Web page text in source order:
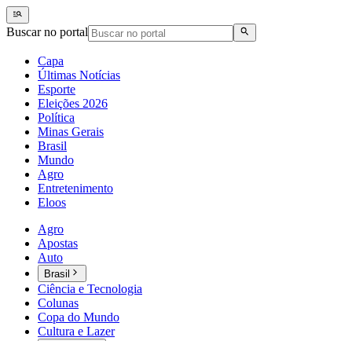
Buscar no portal
Capa
Últimas Notícias
Esporte
Eleições 2026
Política
Minas Gerais
Brasil
Mundo
Agro
Entretenimento
Eloos
Agro
Apostas
Auto
Brasil
Ciência e Tecnologia
Colunas
Copa do Mundo
Cultura e Lazer